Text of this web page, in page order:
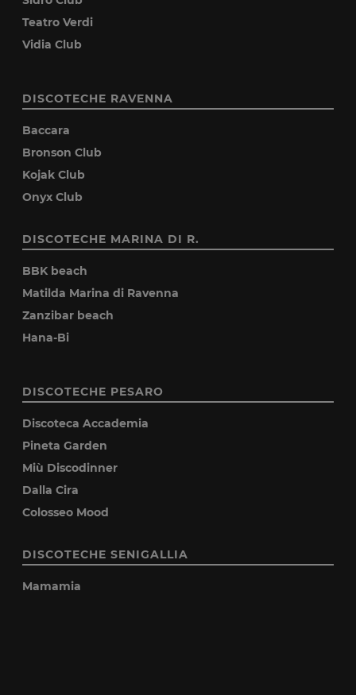
Teatro Verdi
Vidia Club
DISCOTECHE RAVENNA
Baccara
Bronson Club
Kojak Club
Onyx Club
DISCOTECHE MARINA DI R.
BBK beach
Matilda Marina di Ravenna
Zanzibar beach
Hana-Bi
DISCOTECHE PESARO
Discoteca Accademia
Pineta Garden
Miù Discodinner
Dalla Cira
Colosseo Mood
DISCOTECHE SENIGALLIA
Mamamia